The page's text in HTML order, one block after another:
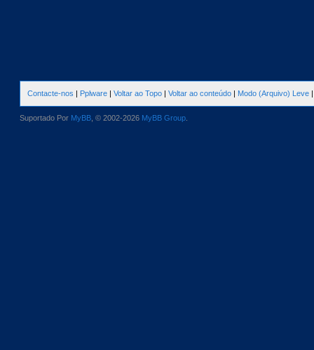
Contacte-nos | Pplware | Voltar ao Topo | Voltar ao conteúdo | Modo (Arquivo) Leve
Suportado Por MyBB , © 2002-2026 MyBB Group